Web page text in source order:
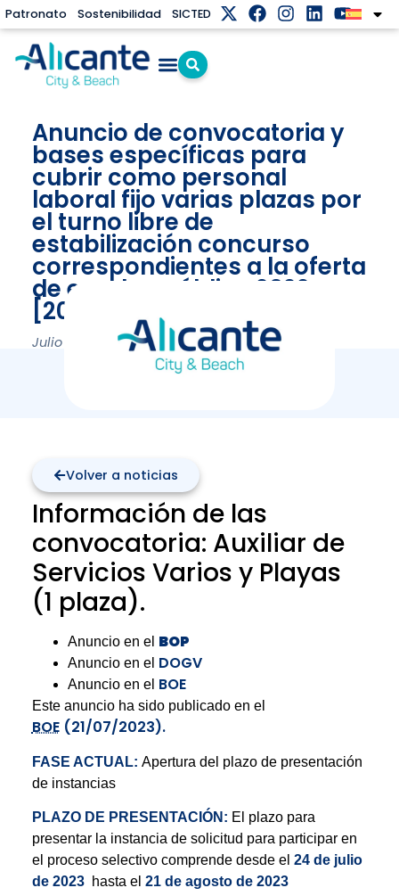
Patronato Sostenibilidad SICTED
Anuncio de convocatoria y
bases específicas para
cubrir como personal
laboral fijo varias plazas por
el turno libre de
estabilización concurso
correspondientes a la oferta
de empleo público 2022.
[2023/5920]
Julio 21, 2023
Volver a noticias
Información de las
convocatoria: Auxiliar de
Servicios Varios y Playas
(1 plaza).
Anuncio en el BOP
Anuncio en el DOGV
Anuncio en el BOE
Este anuncio ha sido publicado en el
BOE(21/07/2023).
FASE ACTUAL: Apertura del plazo de presentación
de instancias
PLAZO DE PRESENTACIÓN: El plazo para
presentar la instancia de solicitud para participar en
el proceso selectivo comprende desde el 24 de julio
de 2023hasta el 21 de agosto de 2023